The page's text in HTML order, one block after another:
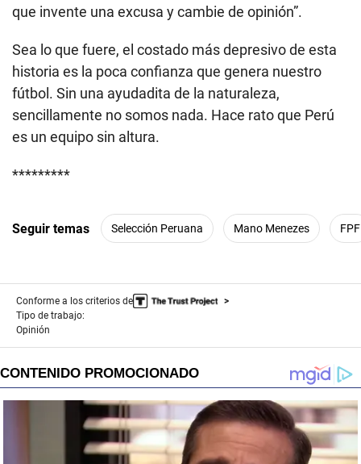
que invente una excusa y cambie de opinión”.
Sea lo que fuere, el costado más depresivo de esta
historia es la poca confianza que genera nuestro
fútbol. Sin una ayudadita de la naturaleza,
sencillamente no somos nada. Hace rato que Perú
es un equipo sin altura.
*********
Seguir temas Selección Peruana Mano Menezes FPF
Conforme a los criterios de
Tipo de trabajo:
Opinión